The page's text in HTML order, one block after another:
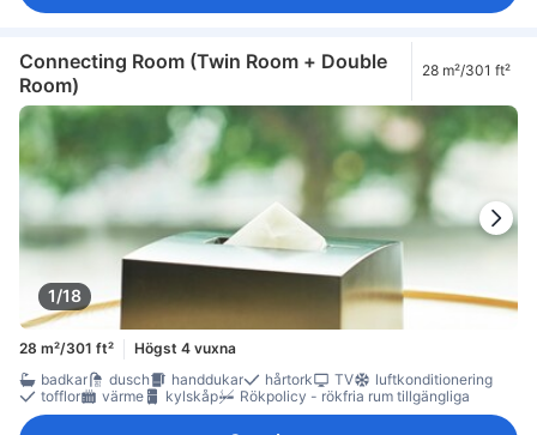
Connecting Room (Twin Room + Double
Room)
28 m²/301 ft²
1/18
28 m²/301 ft²
Högst 4 vuxna
badkar
dusch handdukar hårtork TV
luftkonditionering
tofflor
värme kylskåp Rökpolicy - rökfria rum tillgängliga